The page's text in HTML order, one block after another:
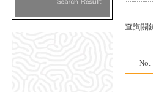
查詢關
No.